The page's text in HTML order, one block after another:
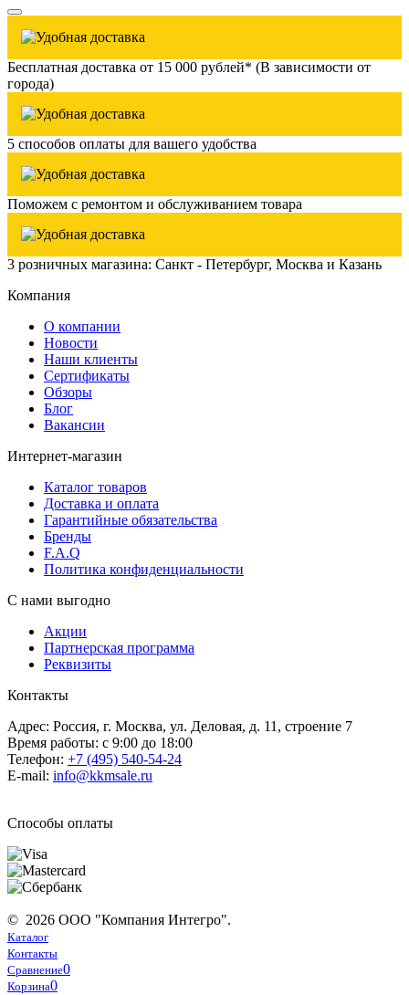
Бесплатная доставка от 15 000 рублей* (В зависимости от
города)
5 способов оплаты для вашего удобства
Поможем с ремонтом и обслуживанием товара
3 розничных магазина: Санкт - Петербург, Москва и Казань
Компания
О компании
Новости
Наши клиенты
Сертификаты
Обзоры
Блог
Вакансии
Интернет-магазин
Каталог товаров
Доставка и оплата
Гарантийные обязательства
Бренды
F.A.Q
Политика конфиденциальности
С нами выгодно
Акции
Партнерская программа
Реквизиты
Контакты
Адрес: Россия, г. Москва, ул. Деловая, д. 11, строение 7
Время работы: с 9:00 до 18:00
Телефон: +7 (495) 540-54-24
E-mail: info@kkmsale.ru
Способы оплаты
© 2026 ООО "Компания Интегро".
Каталог
Контакты
Сравнение0
Корзина0